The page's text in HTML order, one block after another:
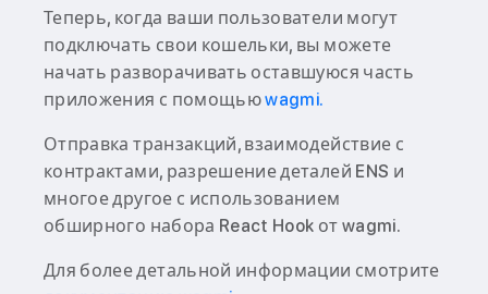
Теперь, когда ваши пользователи могут
подключать свои кошельки, вы можете
начать разворачивать оставшуюся часть
приложения с помощьюwagmi.
Отправка транзакций, взаимодействие с
контрактами, разрешение деталей ENS и
многое другое с использованием
обширного набора React Hook от wagmi.
Для более детальной информации смотрите